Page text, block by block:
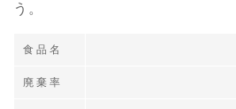
う。
食 品 名
廃 棄 率